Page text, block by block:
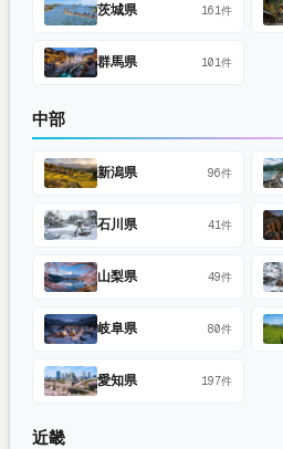
茨城県 161件
群馬県 101件
中部
新潟県 96件
石川県 41件
山梨県 49件
岐阜県 80件
愛知県 197件
近畿